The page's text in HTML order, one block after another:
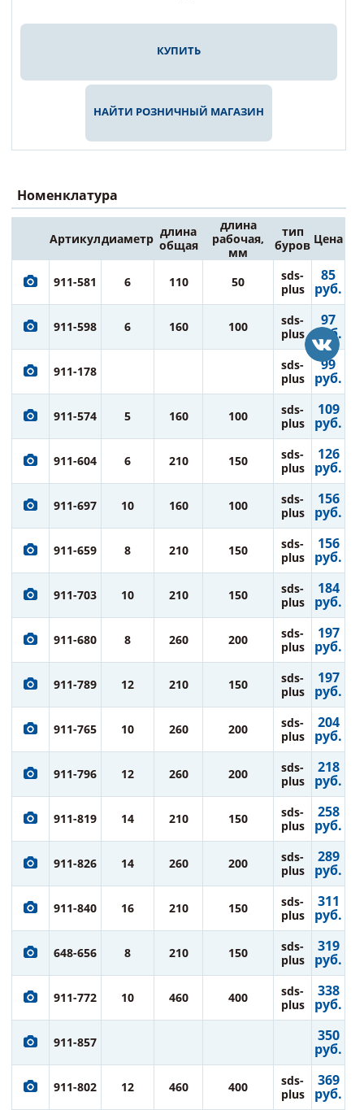
КУПИТЬ
НАЙТИ РОЗНИЧНЫЙ МАГАЗИН
Номенклатура
Артикулдиаметр длина
общая
длина
рабочая,
мм
тип
буров Цена
911-581 6 110 50
sds-
plus
85
руб.
911-598 6 160 100
sds-
plus
97
руб.
911-178
sds-
plus
99
руб.
911-574 5 160 100
sds-
plus
109
руб.
911-604 6 210 150
sds-
plus
126
руб.
911-697 10 160 100
sds-
plus
156
руб.
911-659 8 210 150
sds-
plus
156
руб.
911-703 10 210 150
sds-
plus
184
руб.
911-680 8 260 200
sds-
plus
197
руб.
911-789 12 210 150
sds-
plus
197
руб.
911-765 10 260 200
sds-
plus
204
руб.
911-796 12 260 200
sds-
plus
218
руб.
911-819 14 210 150
sds-
plus
258
руб.
911-826 14 260 200
sds-
plus
289
руб.
911-840 16 210 150
sds-
plus
311
руб.
648-656 8 210 150
sds-
plus
319
руб.
911-772 10 460 400
sds-
plus
338
руб.
911-857 350
руб.
911-802 12 460 400
sds-
plus
369
руб.